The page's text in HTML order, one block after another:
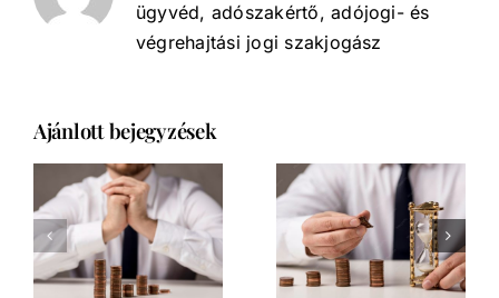
ügyvéd, adószakértő, adójogi- és
végrehajtási jogi szakjogász
Ajánlott bejegyzések